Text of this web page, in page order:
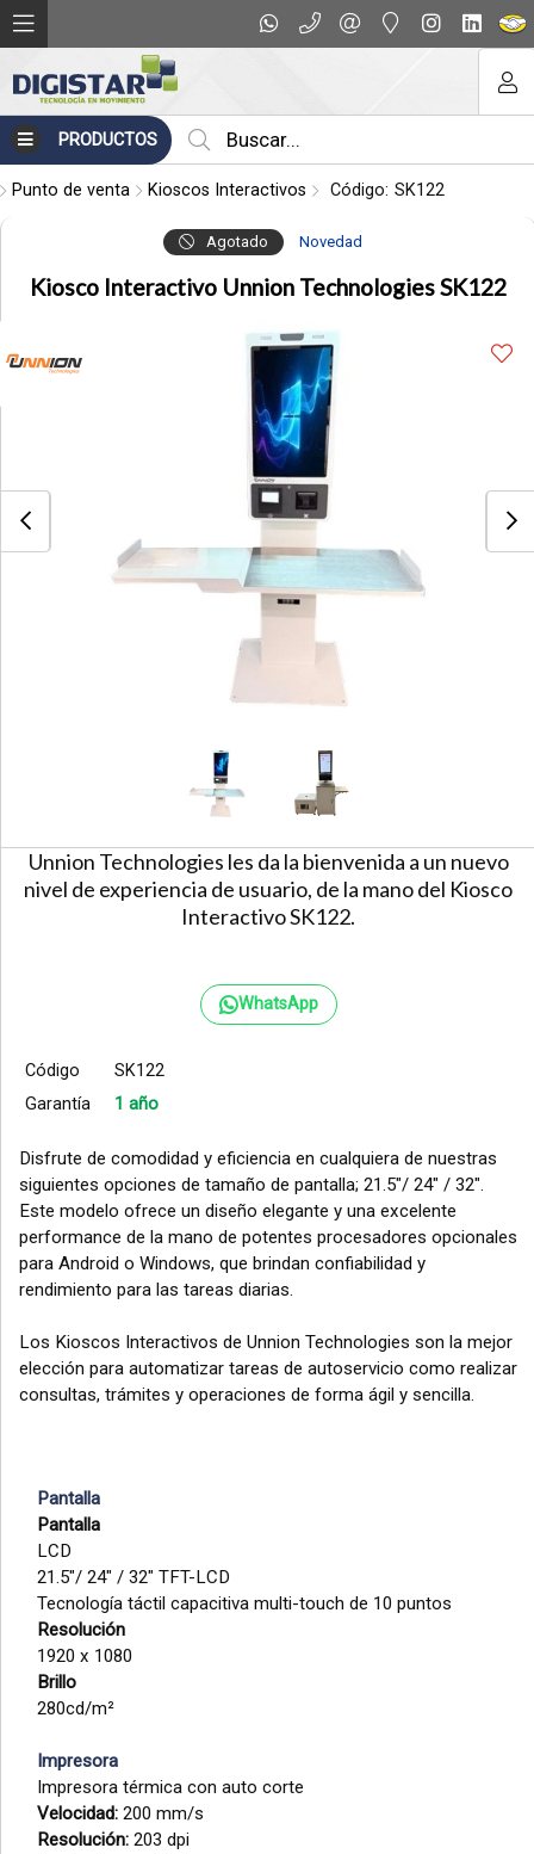
Enviar
PRODUCTOS
Punto de venta Kioscos Interactivos Código: SK122
Agotado Novedad
Kiosco Interactivo Unnion Technologies SK122
Unnion Technologies les da la bienvenida a un nuevo
nivel de experiencia de usuario, de la mano del Kiosco
Interactivo SK122.
WhatsApp
Código
SK122
Garantía
1 año
Disfrute de comodidad y eficiencia en cualquiera de nuestras
siguientes opciones de tamaño de pantalla; 21.5"/ 24" / 32".
Este modelo ofrece un diseño elegante y una excelente
performance de la mano de potentes procesadores opcionales
para Android o Windows, que brindan confiabilidad y
rendimiento para las tareas diarias.
Los Kioscos Interactivos de Unnion Technologies son la mejor
elección para automatizar tareas de autoservicio como realizar
consultas, trámites y operaciones de forma ágil y sencilla.
Pantalla
Pantalla
LCD
21.5"/ 24" / 32" TFT-LCD
Tecnología táctil capacitiva multi-touch de 10 puntos
Resolución
1920 x 1080
Brillo
280cd/m²
Impresora
Impresora térmica con auto corte
Velocidad: 200 mm/s
Resolución: 203 dpi